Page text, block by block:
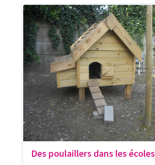
Des poulaillers dans les écoles